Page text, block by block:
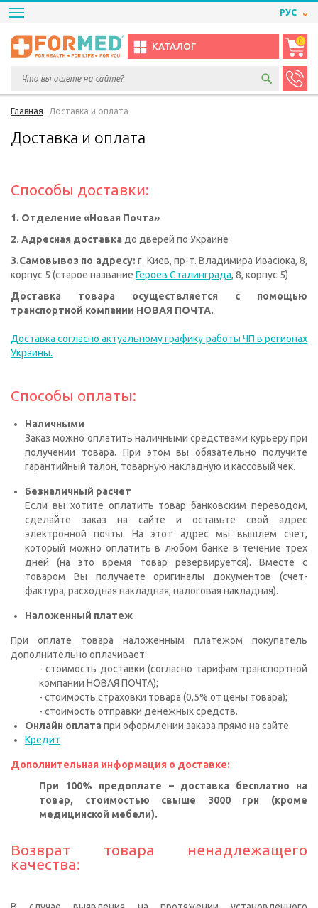
РУС
КАТАЛОГ
0
Главная Доставка и оплата
Доставка и оплата
Способы доставки:
1. Отделение «Новая Почта»
2. Адресная доставка до дверей по Украине
3.Самовывоз по адресу:г. Киев, пр-т. Владимира Ивасюка, 8,
корпус 5 (старое название Героев Сталинграда, 8, корпус 5)
Доставка товара осуществляется с помощью
транспортной компании НОВАЯ ПОЧТА.
Доставка согласно актуальному графику работы ЧП в регионах
Украины.
Способы оплаты:
Наличными
Заказ можно оплатить наличными средствами курьеру при
получении товара. При этом вы обязательно получите
гарантийный талон, товарную накладную и кассовый чек.
Безналичный расчет
Если вы хотите оплатить товар банковским переводом,
сделайте заказ на сайте и оставьте свой адрес
электронной почты. На этот адрес мы вышлем счет,
который можно оплатить в любом банке в течение трех
дней (на это время товар резервируется). Вместе с
товаром Вы получаете оригиналы документов (счет-
фактура, расходная накладная, налоговая накладная).
Наложенный платеж
При оплате товара наложенным платежом покупатель
дополнительно оплачивает:
- стоимость доставки (согласно тарифам транспортной
компании НОВАЯ ПОЧТА);
- стоимость страховки товара (0,5% от цены товара);
- стоимость отправки денежных средств.
Онлайн оплата при оформлении заказа прямо на сайте
Кредит
Дополнительная информация о доставке:
При 100% предоплате – доставка бесплатно на
товар, стоимостью свыше 3000 грн (кроме
медицинской мебели).
Возврат товара ненадлежащего
качества: